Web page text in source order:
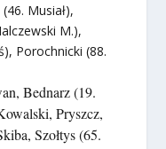
Musiał),
M.),
Porochnicki (88.
Bednarz (19.
Pryszcz,
Szołtys (65.